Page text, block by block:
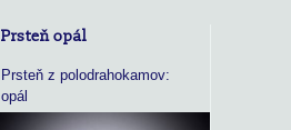
Prsteň opál
Prsteň z polodrahokamov:
opál